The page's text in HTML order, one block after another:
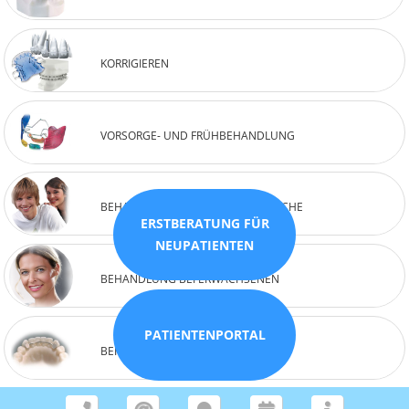
KORRIGIEREN
VORSORGE- UND FRÜHBEHANDLUNG
BEHANDLUNG KINDER & JUGENDLICHE
BEHANDLUNG BEI ERWACHSENEN
BEHANDLUNGSABSCHLUSS
ERSTBERATUNG FÜR
NEUPATIENTEN
PATIENTENPORTAL